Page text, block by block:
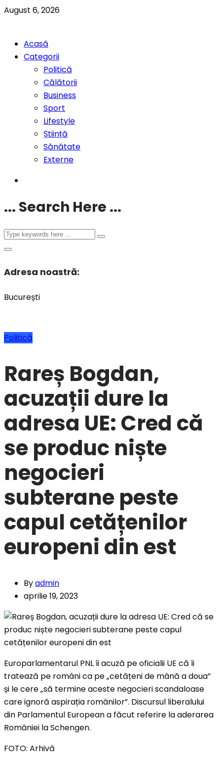
August 6, 2026
Acasă
Categorii
Politică
Călătorii
Business
Sport
Lifestyle
Știință
Sănătate
Externe
... Search Here ...
Adresa noastră:
București
Politică
Rareș Bogdan,
acuzații dure la
adresa UE: Cred că
se produc niște
negocieri
subterane peste
capul cetățenilor
europeni din est
Byadmin
aprilie 19, 2023
Europarlamentarul PNL îi acuză pe oficialii UE că îi
tratează pe români ca pe „cetățeni de mână a doua”
și le cere „să termine aceste negocieri scandaloase
care ignoră aspirația românilor”. Discursul liberalului
din Parlamentul European a făcut referire la aderarea
României la Schengen.
FOTO: Arhivă